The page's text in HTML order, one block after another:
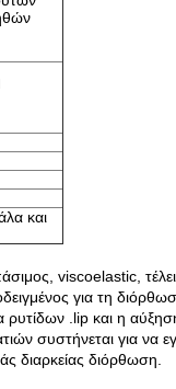
και
viscoelastic,
για τη
.lip και η
συστήνεται για να
διαρκείας διόρθωση.